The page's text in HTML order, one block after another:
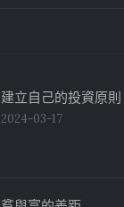
建立自己的投資原則
2024-03-17